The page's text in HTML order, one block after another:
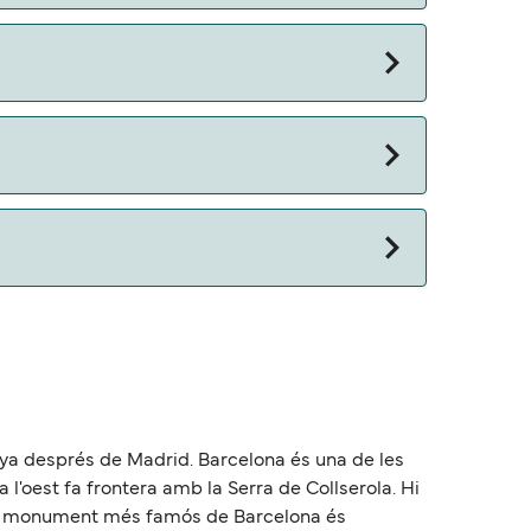
després de Madrid. Barcelona és una de les
fa frontera amb la Serra de Collserola. Hi
més famós de Barcelona és